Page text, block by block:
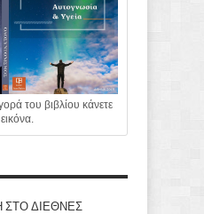
του βιβλίου κάνετε
ΣΤΟ ΔΙΕΘΝΕΣ